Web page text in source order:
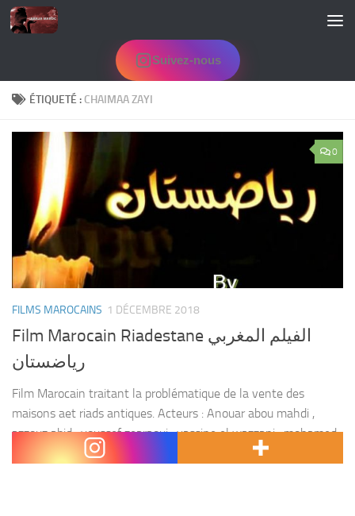
Skip to content
Suivez-nous
ÉTIQUETÉ : CHAIMAA ZAYI
0
FILMS MAROCAINS 1 DÉCEMBRE 2018
Film Marocain Riadestane الفيلم المغربي
رياضستان
Film Marocain traitant la problématique de la vente des
maisons aet riads antiques. Acteurs : Anouar abou mahdi ,
azzouz abid , youssef zearaoui , yassine el wazzani , mohamed
al khatib , chaimaa...